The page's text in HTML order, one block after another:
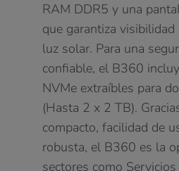
RAM DDR5 y una
que garantiza
luz solar. Para una
confiable, el B360
NVMe extraíbles para
(Hasta 2 x 2 TB).
compacto, facilidad de
robusta, el B360 es la
sectores como